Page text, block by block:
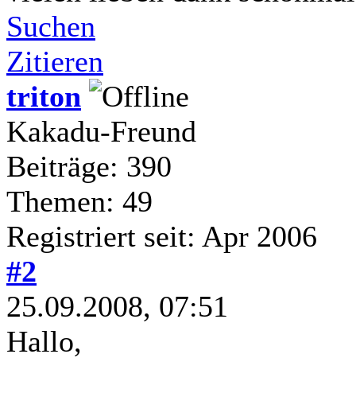
Suchen
Zitieren
triton
Kakadu-Freund
Beiträge: 390
Themen: 49
Registriert seit: Apr 2006
#2
25.09.2008, 07:51
Hallo,